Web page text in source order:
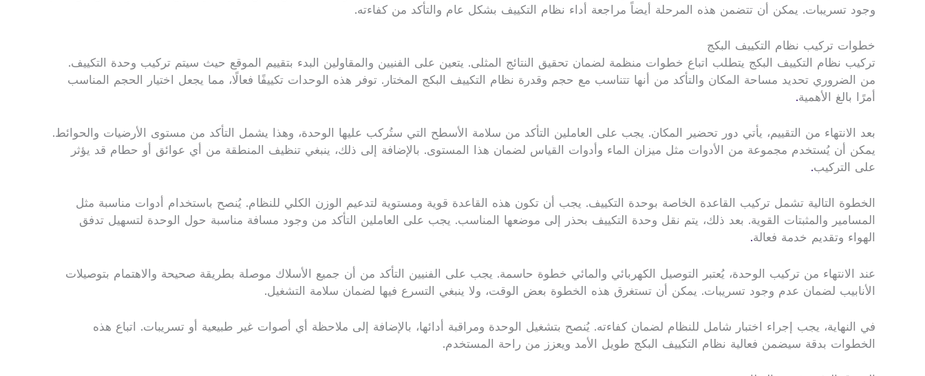
وجود تسريبات. يمكن أن تتضمن هذه المرحلة أيضاً مراجعة أداء نظام التكييف بشكل عام والتأكد من كفاءته.
خطوات تركيب نظام التكييف البكج
تركيب نظام التكييف البكج يتطلب اتباع خطوات منظمة لضمان تحقيق النتائج المثلى. يتعين على الفنيين والمقاولين البدء بتقييم الموقع حيث سيتم تركيب وحدة التكييف.
من الضروري تحديد مساحة المكان والتأكد من أنها تتناسب مع حجم وقدرة نظام التكييف البكج المختار. توفر هذه الوحدات تكييفًا فعالًا، مما يجعل اختيار الحجم المناسب
أمرًا بالغ الأهمية.
بعد الانتهاء من التقييم، يأتي دور تحضير المكان. يجب على العاملين التأكد من سلامة الأسطح التي ستُركب عليها الوحدة، وهذا يشمل التأكد من مستوى الأرضيات والحوائط.
يمكن أن يُستخدم مجموعة من الأدوات مثل ميزان الماء وأدوات القياس لضمان هذا المستوى. بالإضافة إلى ذلك، ينبغي تنظيف المنطقة من أي عوائق أو حطام قد يؤثر
على التركيب.
الخطوة التالية تشمل تركيب القاعدة الخاصة بوحدة التكييف. يجب أن تكون هذه القاعدة قوية ومستوية لتدعيم الوزن الكلي للنظام. يُنصح باستخدام أدوات مناسبة مثل
المسامير والمثبتات القوية. بعد ذلك، يتم نقل وحدة التكييف بحذر إلى موضعها المناسب. يجب على العاملين التأكد من وجود مسافة مناسبة حول الوحدة لتسهيل تدفق
الهواء وتقديم خدمة فعالة.
عند الانتهاء من تركيب الوحدة، يُعتبر التوصيل الكهربائي والمائي خطوة حاسمة. يجب على الفنيين التأكد من أن جميع الأسلاك موصلة بطريقة صحيحة والاهتمام بتوصيلات
الأنابيب لضمان عدم وجود تسريبات. يمكن أن تستغرق هذه الخطوة بعض الوقت، ولا ينبغي التسرع فيها لضمان سلامة التشغيل.
في النهاية، يجب إجراء اختبار شامل للنظام لضمان كفاءته. يُنصح بتشغيل الوحدة ومراقبة أدائها، بالإضافة إلى ملاحظة أي أصوات غير طبيعية أو تسريبات. اتباع هذه
الخطوات بدقة سيضمن فعالية نظام التكييف البكج طويل الأمد ويعزز من راحة المستخدم.